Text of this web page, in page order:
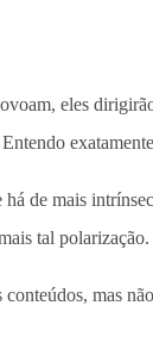
eles
de mais
tal polarização.
mas